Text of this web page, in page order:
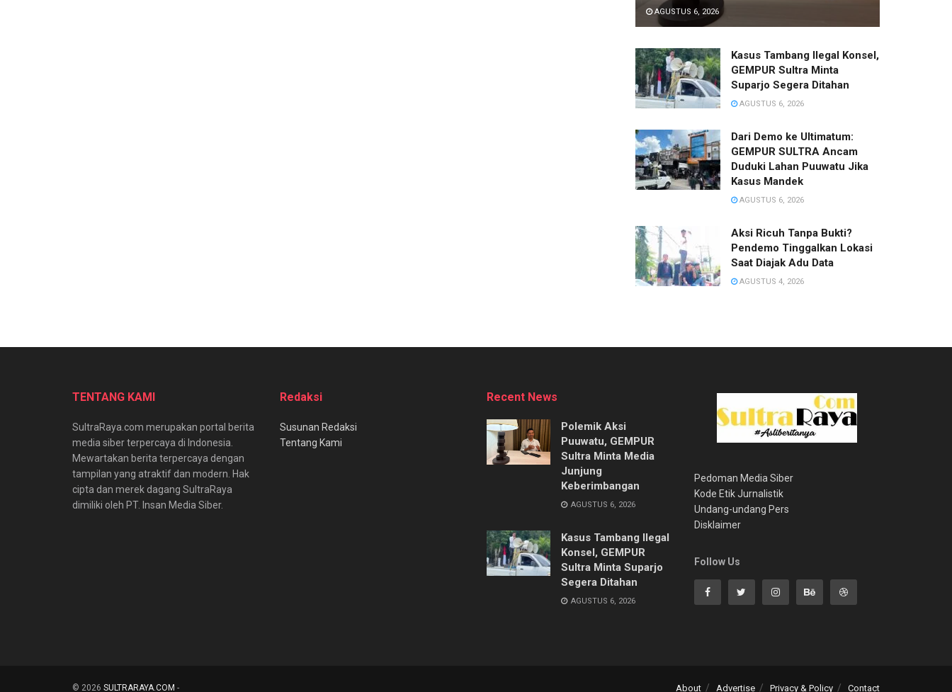
AGUSTUS 6, 2026
Kasus Tambang Ilegal Konsel,
GEMPUR Sultra Minta
Suparjo Segera Ditahan
AGUSTUS 6, 2026
Dari Demo ke Ultimatum:
GEMPUR SULTRA Ancam
Duduki Lahan Puuwatu Jika
Kasus Mandek
AGUSTUS 6, 2026
Aksi Ricuh Tanpa Bukti?
Pendemo Tinggalkan Lokasi
Saat Diajak Adu Data
AGUSTUS 4, 2026
TENTANG KAMI
SultraRaya.com merupakan portal berita
media siber terpercaya di Indonesia.
Mewartakan berita terpercaya dengan
tampilan yang atraktif dan modern. Hak
cipta dan merek dagang SultraRaya
dimiliki oleh PT. Insan Media Siber.
Redaksi
Susunan Redaksi
Tentang Kami
Recent News
Polemik Aksi
Puuwatu, GEMPUR
Sultra Minta Media
Junjung
Keberimbangan
AGUSTUS 6, 2026
Kasus Tambang Ilegal
Konsel, GEMPUR
Sultra Minta Suparjo
Segera Ditahan
AGUSTUS 6, 2026
Pedoman Media Siber
Kode Etik Jurnalistik
Undang-undang Pers
Disklaimer
Follow Us
About Advertise Privacy & Policy Contact
© 2026 SULTRARAYA.COM -